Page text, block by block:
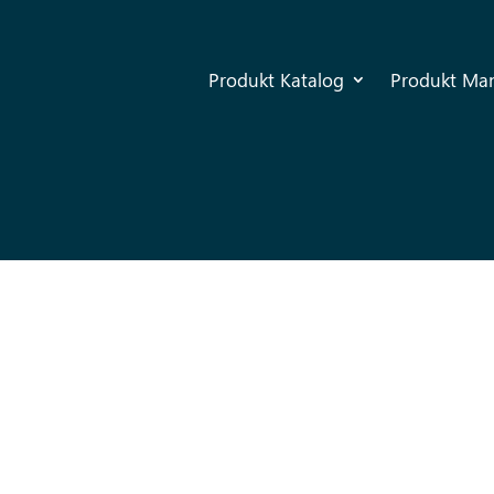
Produkt Katalog Produkt